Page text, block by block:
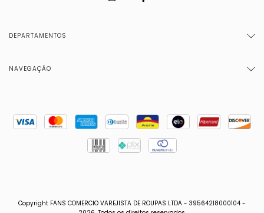
DEPARTAMENTOS
NAVEGAÇÃO
Copyright FANS COMERCIO VAREJISTA DE ROUPAS LTDA - 39564218000104 -